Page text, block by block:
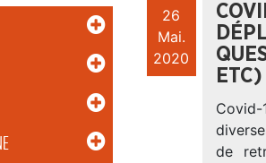
26
Mai.
2020
ETC)
de